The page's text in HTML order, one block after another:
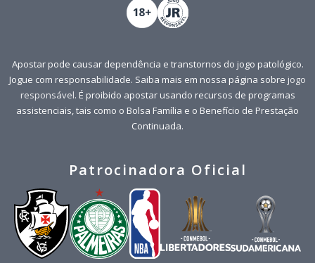
Apostar pode causar dependência e transtornos do jogo patológico.
Jogue com responsabilidade. Saiba mais em nossa página sobre jogo
responsável. É proibido apostar usando recursos de programas
assistenciais, tais como o Bolsa Família e o Benefício de Prestação
Continuada.
Patrocinadora Oficial